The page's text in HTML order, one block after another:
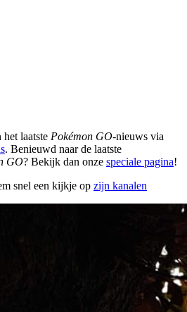
laatste Pokémon GO-nieuws via
. Benieuwd naar de laatste
GO? Bekijk dan onze speciale pagina!
snel een kijkje op zijn kanalen